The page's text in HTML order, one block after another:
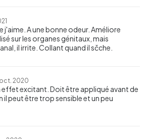
j'aime. A une bonne odeur. Améliore
sur les organes génitaux, mais
il irrite. Collant quand il sčche.
oct. 2020
excitant. Doit être appliqué avant de
il peut être trop sensible et un peu